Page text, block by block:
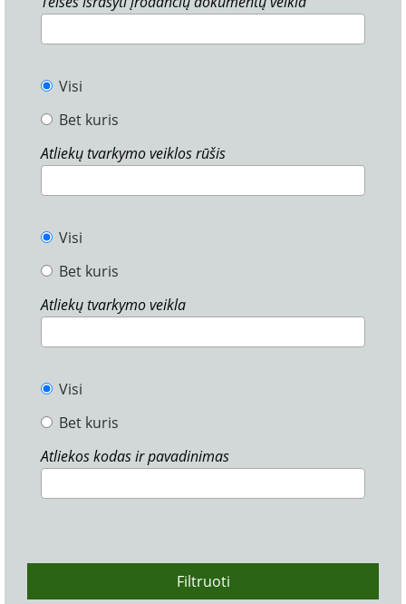
Visi
Bet kuris
Atliekų tvarkymo veiklos rūšis
Visi
Bet kuris
Atliekų tvarkymo veikla
Visi
Bet kuris
Atliekos kodas ir pavadinimas
Filtruoti